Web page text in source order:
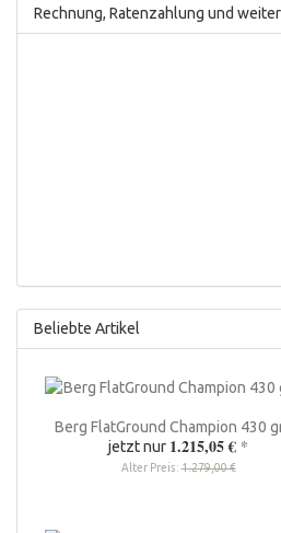
Rechnung, Ratenzahlung und
Beliebte Artikel
Berg FlatGround Champion 430
jetzt nur 1.215,05 € *
Alter Preis:1.279,00 €